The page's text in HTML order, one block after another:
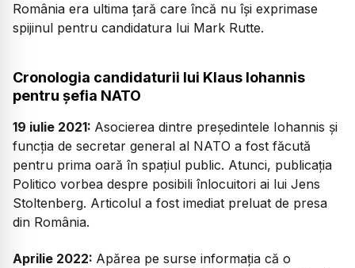
România era ultima țară care încă nu își exprimase
spijinul pentru candidatura lui Mark Rutte.
Cronologia candidaturii lui Klaus Iohannis
pentru șefia NATO
19 iulie 2021: Asocierea dintre președintele Iohannis și
funcția de secretar general al NATO a fost făcută
pentru prima oară în spațiul public. Atunci, publicația
Politico vorbea despre posibili înlocuitori ai lui Jens
Stoltenberg. Articolul a fost imediat preluat de presa
din România.
Aprilie 2022: Apărea pe surse informația că o